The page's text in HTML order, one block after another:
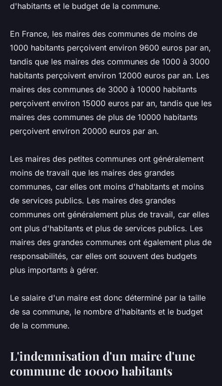
d'habitants et le budget de la commune.
En France, les maires des communes de moins de
1000 habitants perçoivent environ 9600 euros par an,
tandis que les maires des communes de 1000 à 3000
habitants perçoivent environ 12000 euros par an. Les
maires des communes de 3000 à 10000 habitants
perçoivent environ 15000 euros par an, tandis que les
maires des communes de plus de 10000 habitants
perçoivent environ 20000 euros par an.
Les maires des petites communes ont généralement
moins de travail que les maires des grandes
communes, car elles ont moins d'habitants et moins
de services publics. Les maires des grandes
communes ont généralement plus de travail, car elles
ont plus d'habitants et plus de services publics. Les
maires des grandes communes ont également plus de
responsabilités, car elles ont souvent des budgets
plus importants à gérer.
Le salaire d'un maire est donc déterminé par la taille
de sa commune, le nombre d'habitants et le budget
de la commune.
L'indemnisation d'un maire d'une
commune de 10000 habitants